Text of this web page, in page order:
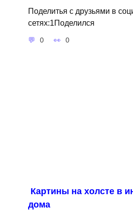
Поделитья с друзьями в
сетях:1Поделился
0 0
Картины на холсте в
дома